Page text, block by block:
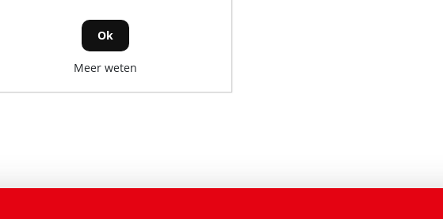
Ok
Meer weten